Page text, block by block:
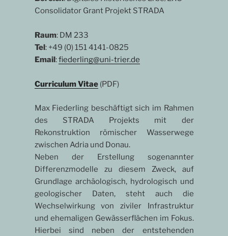
Consolidator Grant Projekt STRADA
Raum: DM 233
Tel: +49 (0) 151 4141-0825
Email:fiederling@uni-trier.de
Curriculum Vitae(PDF)
Max Fiederling beschäftigt sich im Rahmen
des STRADA Projekts mit der
Rekonstruktion römischer Wasserwege
zwischen Adria und Donau.
Neben der Erstellung sogenannter
Differenzmodelle zu diesem Zweck, auf
Grundlage archäologisch, hydrologisch und
geologischer Daten, steht auch die
Wechselwirkung von ziviler Infrastruktur
und ehemaligen Gewässerflächen im Fokus.
Hierbei sind neben der entstehenden